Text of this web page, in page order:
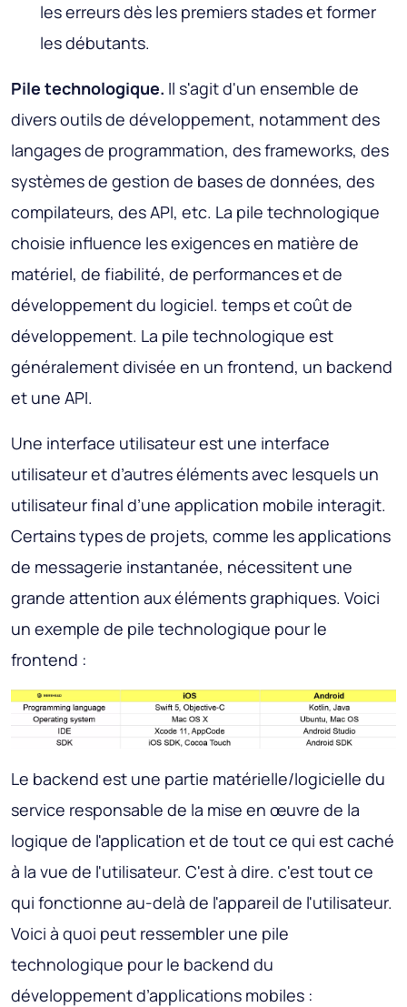
les erreurs dès les premiers stades et former
les débutants.
Pile technologique. Il s'agit d'un ensemble de
divers outils de développement, notamment des
langages de programmation, des frameworks, des
systèmes de gestion de bases de données, des
compilateurs, des API, etc. La pile technologique
choisie influence les exigences en matière de
matériel, de fiabilité, de performances et de
développement du logiciel. temps et coût de
développement. La pile technologique est
généralement divisée en un frontend, un backend
et une API.
Une interface utilisateur est une interface
utilisateur et d’autres éléments avec lesquels un
utilisateur final d’une application mobile interagit.
Certains types de projets, comme les applications
de messagerie instantanée, nécessitent une
grande attention aux éléments graphiques. Voici
un exemple de pile technologique pour le
frontend :
Le backend est une partie matérielle/logicielle du
service responsable de la mise en œuvre de la
logique de l'application et de tout ce qui est caché
à la vue de l'utilisateur. C'est à dire. c'est tout ce
qui fonctionne au-delà de l'appareil de l'utilisateur.
Voici à quoi peut ressembler une pile
technologique pour le backend du
développement d’applications mobiles :